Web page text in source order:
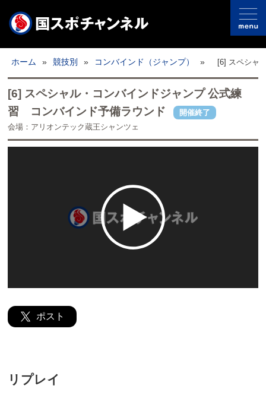
全配信日程
競技別
フォトギャラリー
推奨環境
ホーム » 競技別 » コンバインド（ジャンプ） » [6] スペシャ
[6] スペシャル・コンバインドジャンプ 公式練
習 コンバインド予備ラウンド
開催終了
会場：アリオンテック蔵王シャンツェ
ポスト
リプレイ